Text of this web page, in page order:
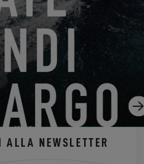
TUO EXCESS PER QUEST'ESTATE !
23.05.24
ALLA NEWSLETTER